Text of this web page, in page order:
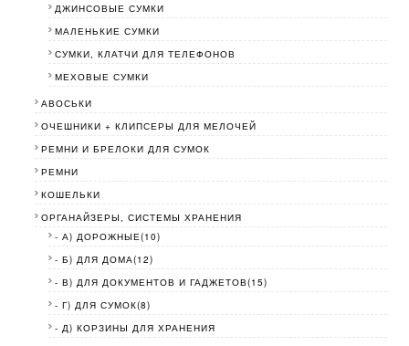
ДЖИНСОВЫЕ СУМКИ
МАЛЕНЬКИЕ СУМКИ
СУМКИ, КЛАТЧИ ДЛЯ ТЕЛЕФОНОВ
МЕХОВЫЕ СУМКИ
АВОСЬКИ
ОЧЕШНИКИ + КЛИПСЕРЫ ДЛЯ МЕЛОЧЕЙ
РЕМНИ И БРЕЛОКИ ДЛЯ СУМОК
РЕМНИ
КОШЕЛЬКИ
ОРГАНАЙЗЕРЫ, СИСТЕМЫ ХРАНЕНИЯ
- А) ДОРОЖНЫЕ(10)
- Б) ДЛЯ ДОМА(12)
- В) ДЛЯ ДОКУМЕНТОВ И ГАДЖЕТОВ(15)
- Г) ДЛЯ СУМОК(8)
- Д) КОРЗИНЫ ДЛЯ ХРАНЕНИЯ